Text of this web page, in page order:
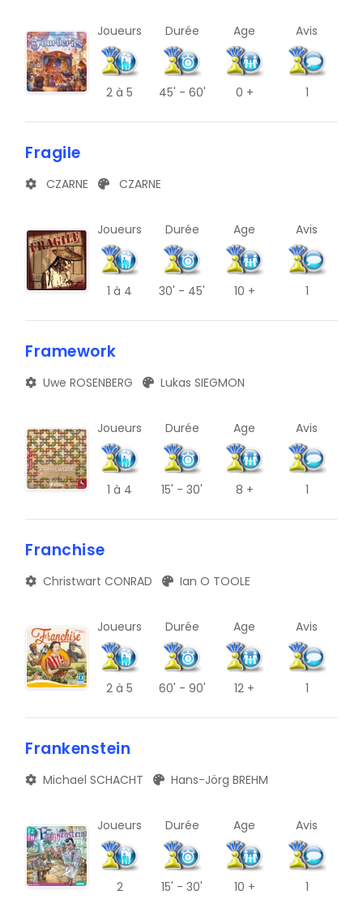
Joueurs
2 à 5
Durée
45' - 60'
Age
0 +
Avis
1
Fragile
CZARNE CZARNE
Joueurs
1 à 4
Durée
30' - 45'
Age
10 +
Avis
1
Framework
Uwe ROSENBERG Lukas SIEGMON
Joueurs
1 à 4
Durée
15' - 30'
Age
8 +
Avis
1
Franchise
Christwart CONRAD Ian O TOOLE
Joueurs
2 à 5
Durée
60' - 90'
Age
12 +
Avis
1
Frankenstein
Michael SCHACHT Hans-Jörg BREHM
Joueurs
2
Durée
15' - 30'
Age
10 +
Avis
1